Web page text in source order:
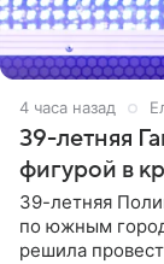
4 часа назад
39-летняя
фигурой в
39-летняя
по южным
решила